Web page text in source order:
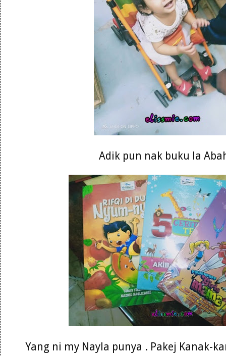
Adik pun nak buku la
Yang ni my Nayla punya . Pakej Kanak-